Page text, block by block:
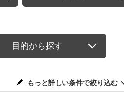
目的から探す
もっと詳しい条件で絞り込む